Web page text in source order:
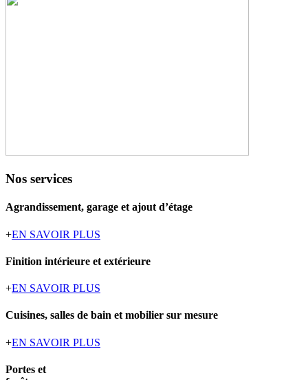
Nos services
Agrandissement, garage et ajout d’étage
+EN SAVOIR PLUS
Finition intérieure et extérieure
+EN SAVOIR PLUS
Cuisines, salles de bain et mobilier sur mesure
+EN SAVOIR PLUS
Portes et